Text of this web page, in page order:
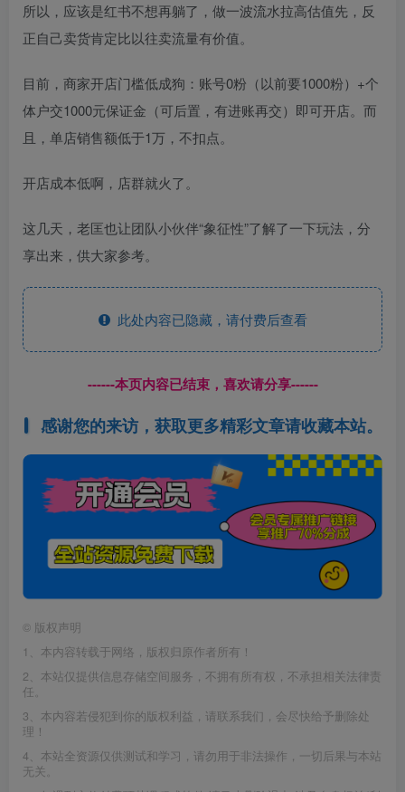
所以，应该是红书不想再躺了，做一波流水拉高估值先，反
正自己卖货肯定比以往卖流量有价值。
目前，商家开店门槛低成狗：账号0粉（以前要1000粉）+个
体户交1000元保证金（可后置，有进账再交）即可开店。而
且，单店销售额低于1万，不扣点。
开店成本低啊，店群就火了。
这几天，老匡也让团队小伙伴“象征性”了解了一下玩法，分
享出来，供大家参考。
此处内容已隐藏，请付费后查看
------本页内容已结束，喜欢请分享------
感谢您的来访，获取更多精彩文章请收藏本站。
© 版权声明
1、本内容转载于网络，版权归原作者所有！
2、本站仅提供信息存储空间服务，不拥有所有权，不承担相关法律责
任。
3、本内容若侵犯到你的版权利益，请联系我们，会尽快给予删除处
理！
4、本站全资源仅供测试和学习，请勿用于非法操作，一切后果与本站
无关。